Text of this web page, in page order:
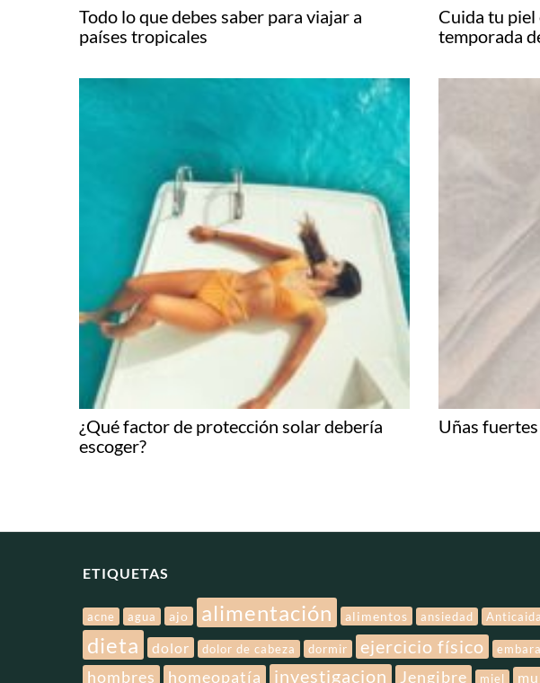
Todo lo que debes saber para viajar a
países tropicales
Cuida tu
temporada
¿Qué factor de protección solar debería
escoger?
Uñas
ETIQUETAS
acne agua ajo alimentación alimentos ansiedad Anticaida
dieta dolor dolor de cabeza dormir ejercicio físico
hombres homeopatía investigacion Jengibre miel